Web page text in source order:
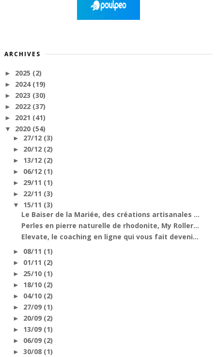
ARCHIVES
► 2025 (2)
► 2024 (19)
► 2023 (30)
► 2022 (37)
► 2021 (41)
▼ 2020 (54)
► 27/12 (3)
► 20/12 (2)
► 13/12 (2)
► 06/12 (1)
► 29/11 (1)
► 22/11 (3)
▼ 15/11 (3)
Le Baiser de la Mariée, des créations artisanales ...
Perles en pierre naturelle de rhodonite, My Roller...
Elevate, le coaching en ligne qui vous fait deveni...
► 08/11 (1)
► 01/11 (2)
► 25/10 (1)
► 18/10 (2)
► 04/10 (2)
► 27/09 (1)
► 20/09 (2)
► 13/09 (1)
► 06/09 (2)
► 30/08 (1)